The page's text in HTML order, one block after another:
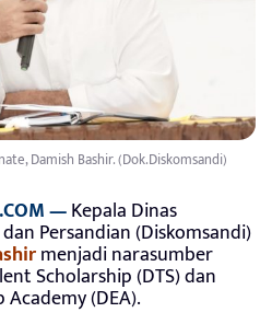
Damish Bashir. (Dok.Diskomsandi)
—Kepala Dinas
Persandian (Diskomsandi)
menjadi narasumber
Scholarship (DTS) dan
(DEA).